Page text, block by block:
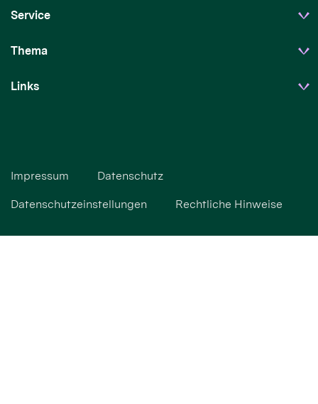
Service
Thema
Links
Impressum Datenschutz
Datenschutzeinstellungen Rechtliche Hinweise